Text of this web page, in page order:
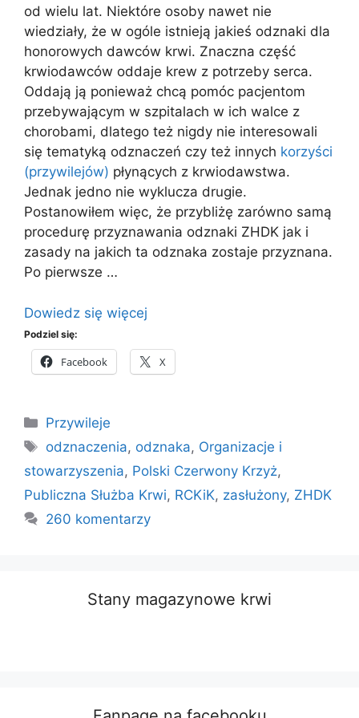
od wielu lat. Niektóre osoby nawet nie
wiedziały, że w ogóle istnieją jakieś odznaki dla
honorowych dawców krwi. Znaczna część
krwiodawców oddaje krew z potrzeby serca.
Oddają ją ponieważ chcą pomóc pacjentom
przebywającym w szpitalach w ich walce z
chorobami, dlatego też nigdy nie interesowali
się tematyką odznaczeń czy też innych korzyści
(przywilejów) płynących z krwiodawstwa.
Jednak jedno nie wyklucza drugie.
Postanowiłem więc, że przybliżę zarówno samą
procedurę przyznawania odznaki ZHDK jak i
zasady na jakich ta odznaka zostaje przyznana.
Po pierwsze …
Dowiedz się więcej
Podziel się:
Facebook X
Kategorie
Przywileje
Tagi
odznaczenia, odznaka, Organizacje i
stowarzyszenia, Polski Czerwony Krzyż,
Publiczna Służba Krwi, RCKiK, zasłużony, ZHDK
260 komentarzy
Stany magazynowe krwi